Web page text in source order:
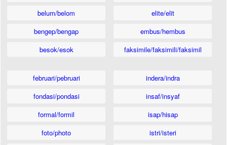
belum/belom
bengep/bengap
besok/esok
elite/elit
embus/hembus
faksimile/faksimili/faksimil
februari/pebruari
fondasi/pondasi
formal/formil
foto/photo
indera/indra
insaf/insyaf
isap/hisap
istri/isteri